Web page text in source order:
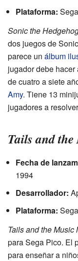
Plataforma:
Sonic the
dos juegos de
parece un álbum
jugador debe
de cuatro a siete
Amy. Tiene 13
jugadores a
Tails and
Fecha de
1994
Desarrollador:
Plataforma:
Tails and the Music
para Sega Pico. El
para enseñar a